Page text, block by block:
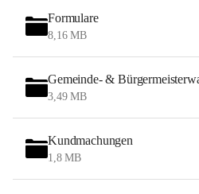
Formulare
8,16 MB
Gemeinde- &
3,49 MB
Kundmachungen
1,8 MB